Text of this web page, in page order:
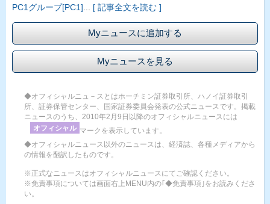
PC1グループ[PC1] [ 記事全文を読む ]
Myニュースに追加する
Myニュースを見る
◆オフィシャルニュ－スとはホーチミン証券取引所、ハノイ証券取引
所、証券保管センター、国家証券委員会発表の公式ニュースです。掲載
ニュースのうち、2010年2月9日以降のオフィシャルニュースには
オフィシャル マークを表示しています。
◆オフィシャルニュース以外のニュースは、経済誌、各種メディアから
の情報を翻訳したものです。
※正式なニュースはオフィシャルニュースにてご確認ください。
※免責事項については画面右上MENU内の｢◆免責事項｣をお読みくださ
い。